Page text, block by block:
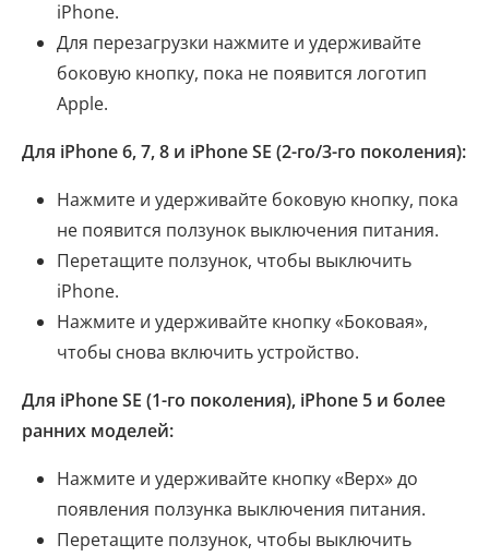
iPhone.
Для перезагрузки нажмите и удерживайте
боковую кнопку, пока не появится логотип
Apple.
Для iPhone 6, 7, 8 и iPhone SE (2-го/3-го поколения):
Нажмите и удерживайте боковую кнопку, пока
не появится ползунок выключения питания.
Перетащите ползунок, чтобы выключить
iPhone.
Нажмите и удерживайте кнопку «Боковая»,
чтобы снова включить устройство.
Для iPhone SE (1-го поколения), iPhone 5 и более
ранних моделей:
Нажмите и удерживайте кнопку «Верх» до
появления ползунка выключения питания.
Перетащите ползунок, чтобы выключить